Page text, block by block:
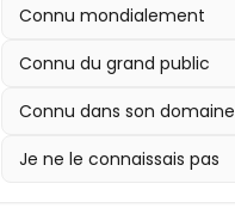
Connu mondialement
Connu du grand public
Connu dans son domaine
Je ne le connaissais pas